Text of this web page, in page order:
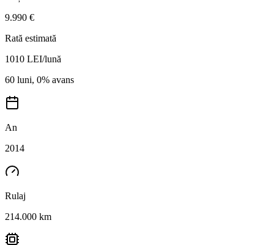
9.990 €
Rată estimată
1010 LEI/lună
60 luni, 0% avans
An
2014
Rulaj
214.000 km